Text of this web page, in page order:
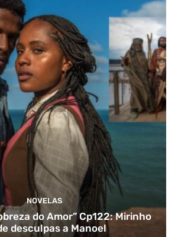
NOVELAS
do Amor” Cp122: Mirinho
desculpas a Manoel